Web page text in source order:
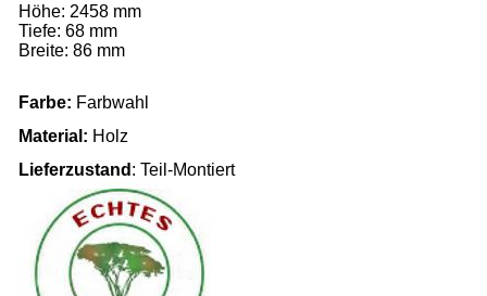
Höhe: 2458 mm
Tiefe: 68 mm
Breite: 86 mm
Farbe: Farbwahl
Material: Holz
Lieferzustand : Teil-Montiert